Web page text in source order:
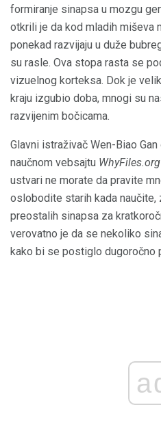
formiranje sinapsa u mozgu
otkrili je da kod mladih miševa
ponekad razvijaju u duže
su rasle. Ova stopa rasta se
vizuelnog korteksa. Dok je
kraju izgubio doba, mnogi su
razvijenim bočicama.
Glavni istraživač Wen-Biao
naučnom vebsajtu WhyFiles.org
ustvari ne morate da pravite
oslobodite starih kada naučite,
preostalih sinapsa za
verovatno je da se nekoliko
kako bi se postiglo dugoročno